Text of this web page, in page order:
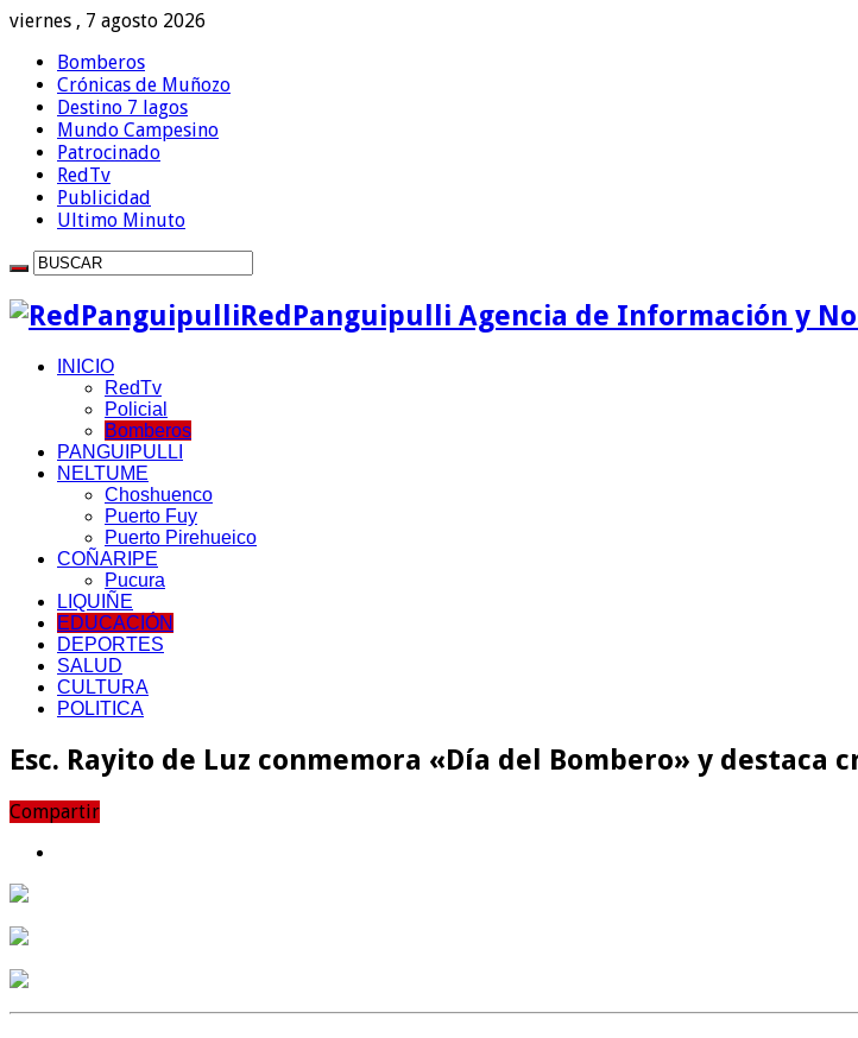
viernes , 7 agosto 2026
Bomberos
Crónicas de Muñozo
Destino 7 lagos
Mundo Campesino
Patrocinado
RedTv
Publicidad
Ultimo Minuto
RedPanguipulli Agencia de Información y
INICIO
RedTv
Policial
Bomberos
PANGUIPULLI
NELTUME
Choshuenco
Puerto Fuy
Puerto Pirehueico
COÑARIPE
Pucura
LIQUIÑE
EDUCACIÓN
DEPORTES
SALUD
CULTURA
POLITICA
Esc. Rayito de Luz conmemora «Día del Bombero» y destaca
Compartir